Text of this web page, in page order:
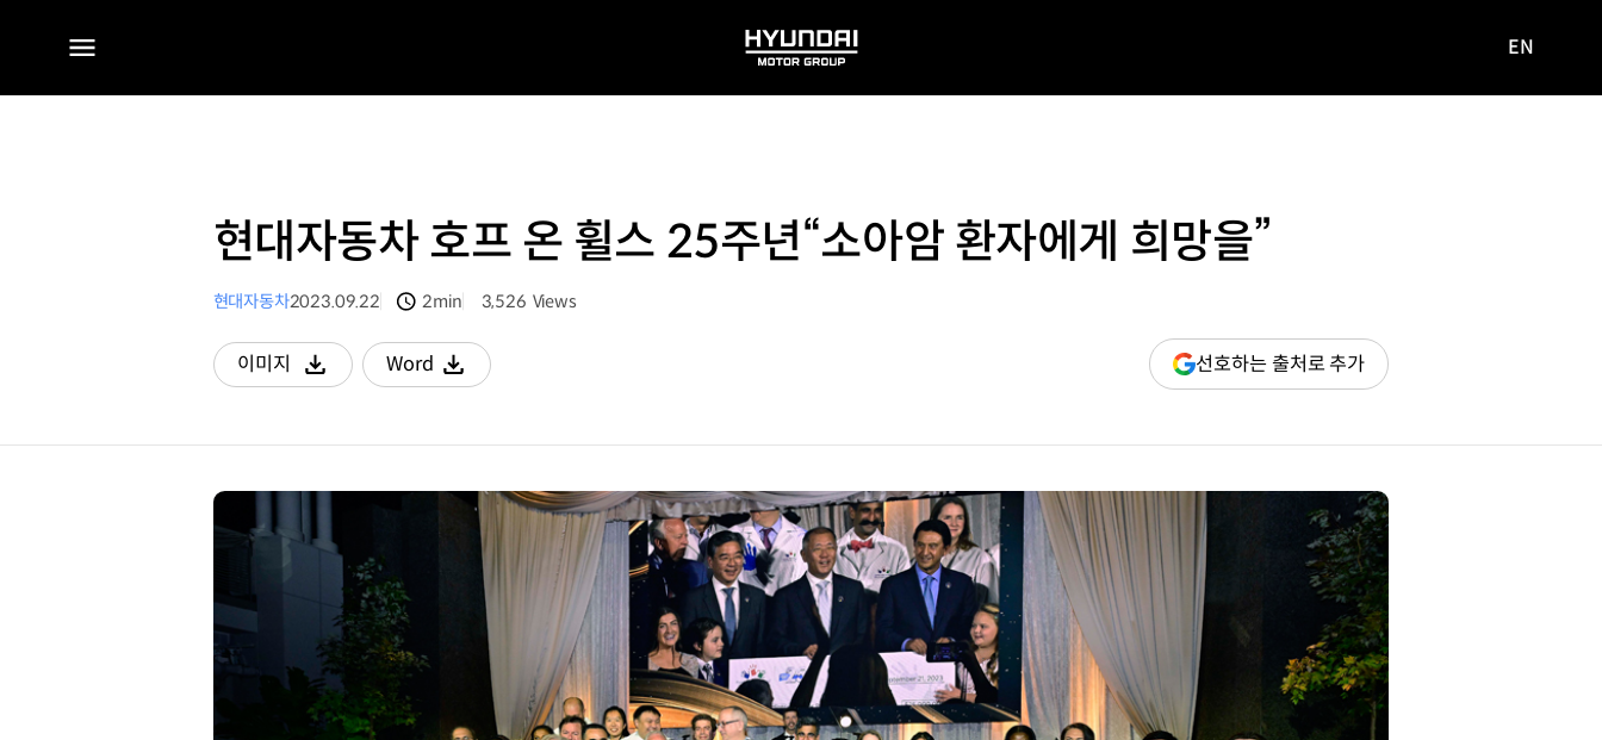
전체
HYUNDAI
MOTOR
사이트로
EN
현대자동차 호프 온 휠스 25주년“소아암 환자에게 희망을”
현대자동차2023.09.22 2min 3,526 Views
이미지
다운로드
Word
다운로드
선호하는 출처로 추가(새
창